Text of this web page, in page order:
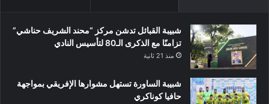
شبيبة القبائل تدشن مركز “محند الشريف حناشي”
تزامنًا مع الذكرى الـ80 لتأسيس النادي
منذ 21 ثانية
شبيبة الساورة تستهل مشوارها الإفريقي بمواجهة
حافيا كوناكري